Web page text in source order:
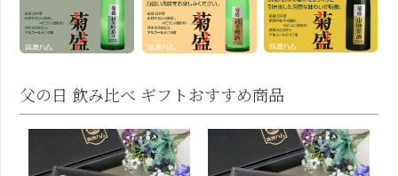
父の日 飲み比べ ギフトおすすめ商品